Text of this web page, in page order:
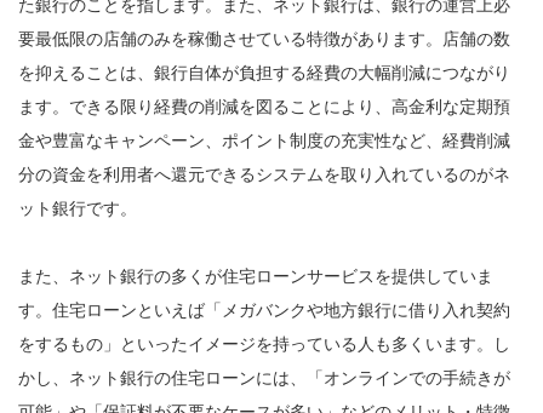
た銀行のことを指します。また、ネット銀行は、銀行の運営上必
要最低限の店舗のみを稼働させている特徴があります。店舗の数
を抑えることは、銀行自体が負担する経費の大幅削減につながり
ます。できる限り経費の削減を図ることにより、高金利な定期預
金や豊富なキャンペーン、ポイント制度の充実性など、経費削減
分の資金を利用者へ還元できるシステムを取り入れているのがネ
ット銀行です。
また、ネット銀行の多くが住宅ローンサービスを提供していま
す。住宅ローンといえば「メガバンクや地方銀行に借り入れ契約
をするもの」といったイメージを持っている人も多くいます。し
かし、ネット銀行の住宅ローンには、「オンラインでの手続きが